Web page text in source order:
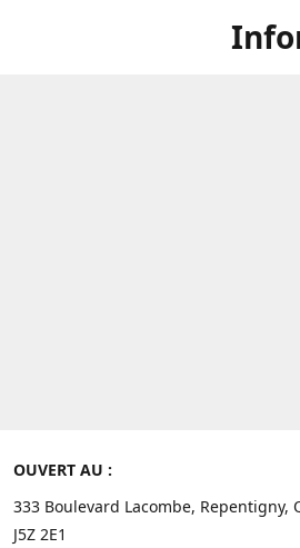
OUVERT AU :
333 Boulevard Lacombe, Repentigny,
J5Z 2E1